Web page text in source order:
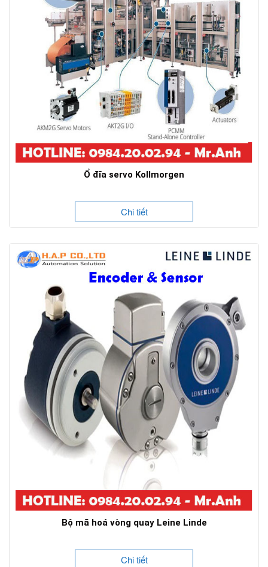
Ổ đĩa servo Kollmorgen
Chi tiết
Bộ mã hoá vòng quay Leine Linde
Chi tiết